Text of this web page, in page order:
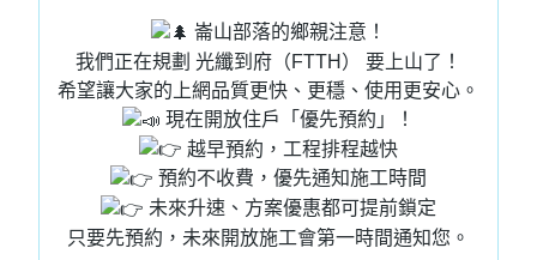
崙山部落的鄉親注意！
我們正在規劃 光纖到府（FTTH） 要上山了！
希望讓大家的上網品質更快、更穩、使用更安心。
現在開放住戶「優先預約」！
越早預約，工程排程越快
預約不收費，優先通知施工時間
未來升速、方案優惠都可提前鎖定
只要先預約，未來開放施工會第一時間通知您。